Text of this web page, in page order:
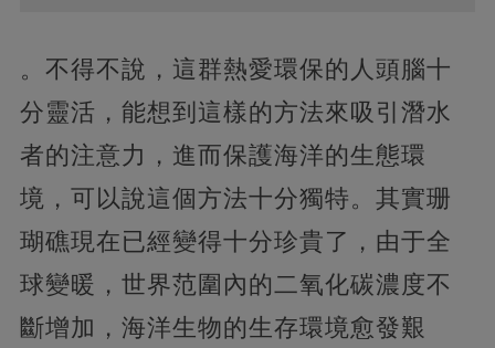
。不得不說，這群熱愛環保的人頭腦十
分靈活，能想到這樣的方法來吸引潛水
者的注意力，進而保護海洋的生態環
境，可以說這個方法十分獨特。其實珊
瑚礁現在已經變得十分珍貴了，由于全
球變暖，世界范圍內的二氧化碳濃度不
斷增加，海洋生物的生存環境愈發艱